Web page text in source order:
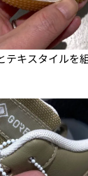
テキスタイルを